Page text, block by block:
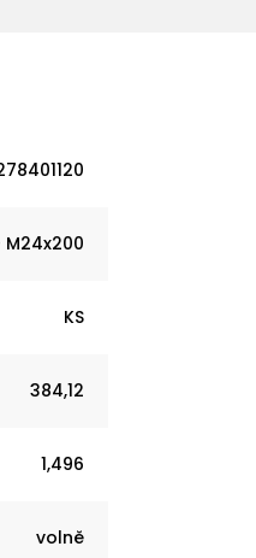
M24x200
KS
384,12
1,496
volně